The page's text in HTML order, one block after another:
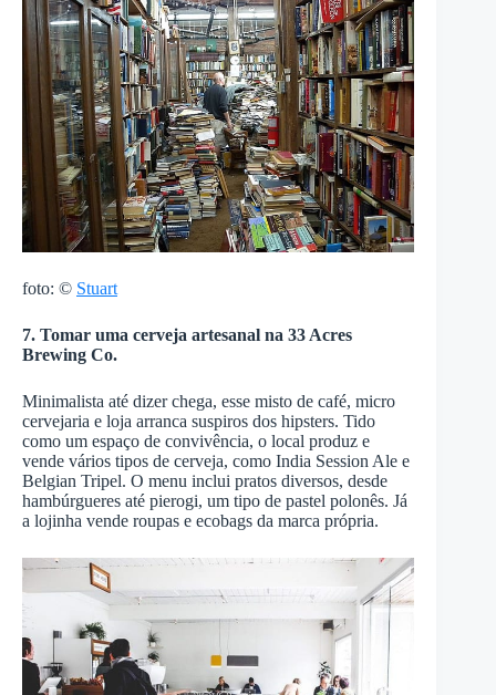
foto: © Stuart
7. Tomar uma cerveja artesanal na 33 Acres
Brewing Co.
Minimalista até dizer chega, esse misto de café, micro
cervejaria e loja arranca suspiros dos hipsters. Tido
como um espaço de convivência, o local produz e
vende vários tipos de cerveja, como India Session Ale e
Belgian Tripel. O menu inclui pratos diversos, desde
hambúrgueres até pierogi, um tipo de pastel polonês. Já
a lojinha vende roupas e ecobags da marca própria.